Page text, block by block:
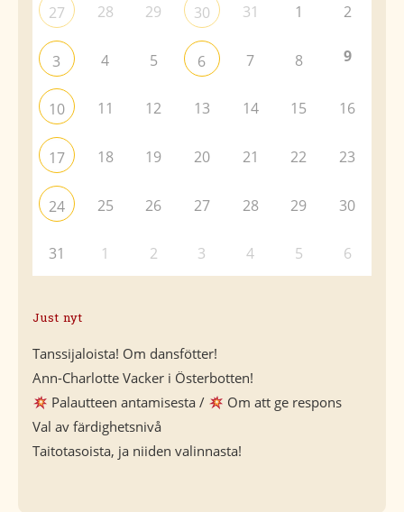
27 28 29 30 31 1 2
3 4 5 6 7 8 9
10 11 12 13 14 15 16
17 18 19 20 21 22 23
24 25 26 27 28 29 30
31 1 2 3 4 5 6
Just nyt
Tanssijaloista! Om dansfötter!
Ann-Charlotte Vacker i Österbotten!
Palautteen antamisesta /
Om att ge respons
Val av färdighetsnivå
Taitotasoista, ja niiden valinnasta!